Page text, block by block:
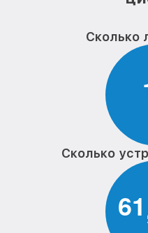
Сколько
Сколько
61